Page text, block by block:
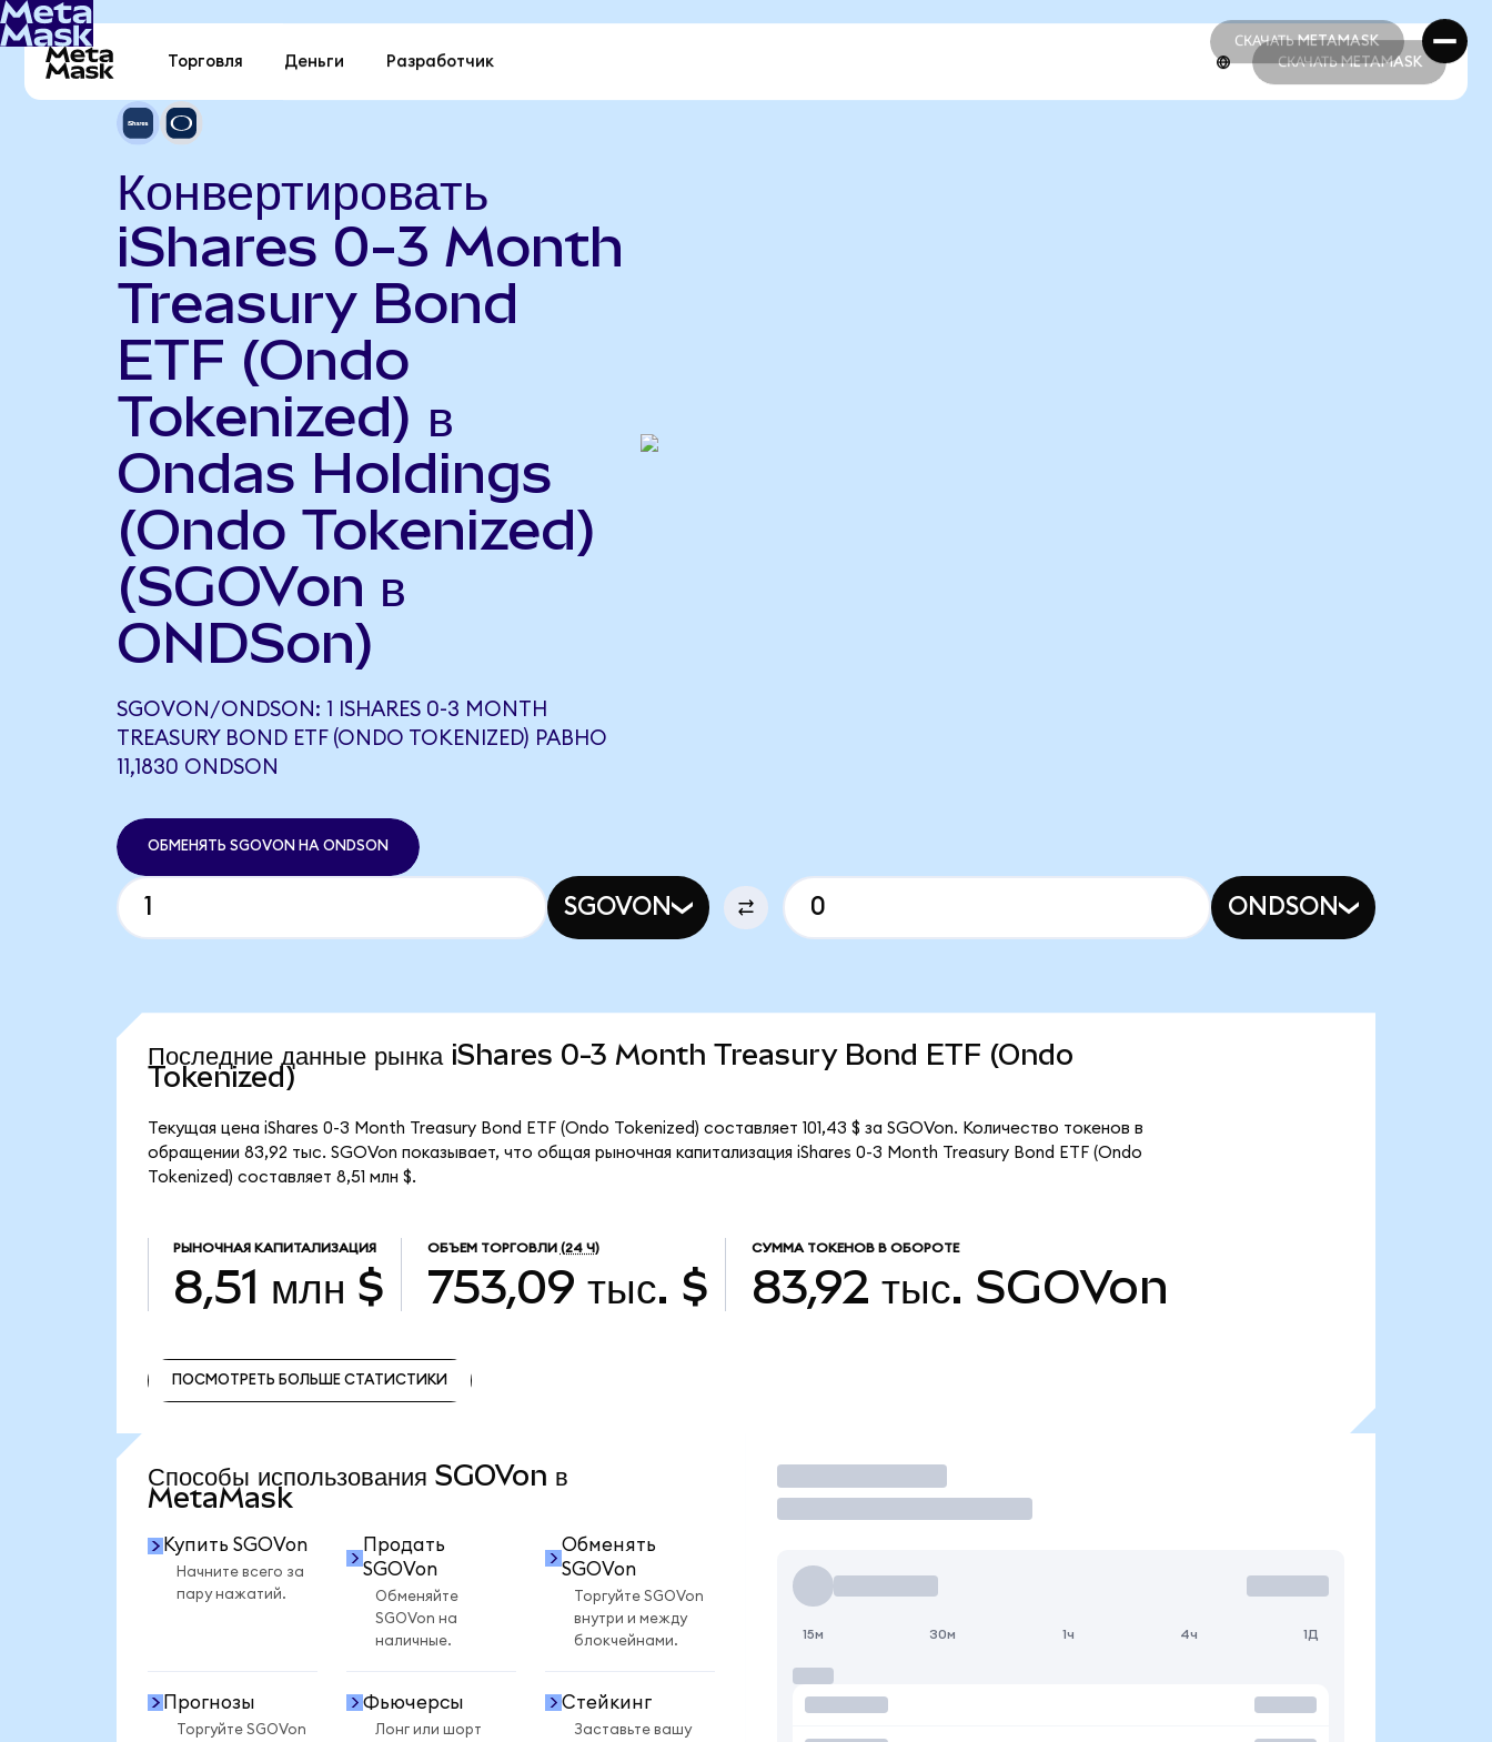
СКАЧАТЬ METAMASK
СКАЧАТЬ METAMASK
Торговля Деньги Разработчик СКАЧАТЬ METAMASK
Конвертировать
iShares 0-3 Month
Treasury Bond
ETF (Ondo
Tokenized) в
Ondas Holdings
(Ondo Tokenized)
(SGOVon в
ONDSon)
SGOVON/ONDSON: 1 ISHARES 0-3 MONTH
TREASURY BOND ETF (ONDO TOKENIZED) РАВНО
11,1830 ONDSON
ОБМЕНЯТЬ SGOVON НА ONDSON
SGOVON ONDSON
Последние данные рынка iShares 0-3 Month Treasury Bond ETF (Ondo
Tokenized)
Текущая цена iShares 0-3 Month Treasury Bond ETF (Ondo Tokenized) составляет 101,43 $ за SGOVon. Количество токенов в
обращении 83,92 тыс. SGOVon показывает, что общая рыночная капитализация iShares 0-3 Month Treasury Bond ETF (Ondo
Tokenized) составляет 8,51 млн $.
РЫНОЧНАЯ КАПИТАЛИЗАЦИЯ
8,51 млн $
ОБЪЕМ ТОРГОВЛИ (24 Ч)
753,09 тыс. $
СУММА ТОКЕНОВ В ОБОРОТЕ
83,92 тыс. SGOVon
ПОСМОТРЕТЬ БОЛЬШЕ СТАТИСТИКИ
Способы использования SGOVon в
MetaMask
Купить SGOVon
Начните всего за
пару нажатий.
Продать
SGOVon
Обменяйте
SGOVon на
наличные.
Обменять
SGOVon
Торгуйте SGOVon
внутри и между
блокчейнами.
Прогнозы
Торгуйте SGOVon
Фьючерсы
Лонг или шорт
Стейкинг
Заставьте вашу
Торговать
15м 30м 1ч 4ч 1Д